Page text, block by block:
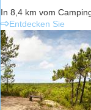
In 8,4 km vom
Entdecken Sie